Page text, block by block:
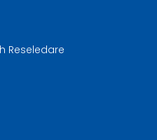
Reseledare